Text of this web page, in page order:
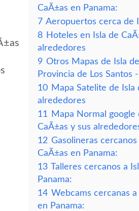
CaÃ±as en Panama:
7 Aeropuertos cerca de
8 Hoteles en Isla de
alrededores
9 Otros Mapas de Isla
Provincia de Los Santos
10 Mapa Satelite de Isla
alrededores
11
Mapa Normal google
CaÃ±as y sus
12 Gasolineras cercanos
CaÃ±as en Panama:
13 Talleres cercanos a
Panama:
14 Webcams cercanas a
en Panama: